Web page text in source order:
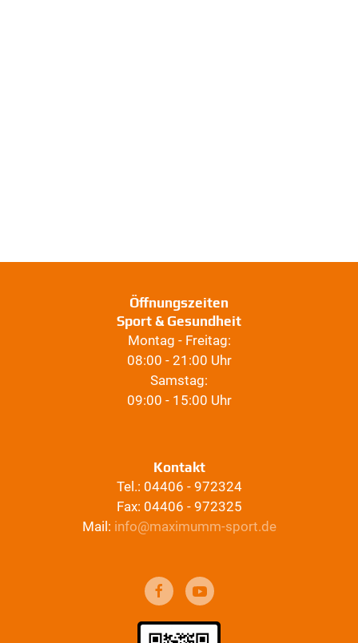
Öffnungszeiten
Sport & Gesundheit
Montag - Freitag:
08:00 - 21:00 Uhr
Samstag:
09:00 - 15:00 Uhr
Kontakt
Tel.: 04406 - 972324
Fax: 04406 - 972325
Mail: info@maximumm-sport.de